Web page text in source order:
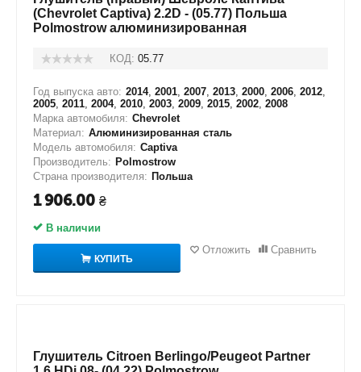
(Chevrolet Captiva) 2.2D - (05.77) Польша
Polmostrow алюминизированная
КОД: 05.77
Год выпуска авто: 2014, 2001, 2007, 2013, 2000, 2006, 2012,
2005, 2011, 2004, 2010, 2003, 2009, 2015, 2002, 2008
Марка автомобиля: Chevrolet
Материал: Алюминизированная сталь
Модель автомобиля: Captiva
Производитель: Polmostrow
Страна производителя: Польша
1 906.00 ₴
В наличии
КУПИТЬ
Отложить Сравнить
Глушитель Citroen Berlingo/Peugeot Partner